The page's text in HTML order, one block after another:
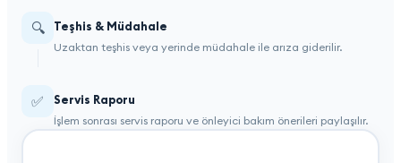
🔍 Teşhis & Müdahale
Uzaktan teşhis veya yerinde müdahale ile arıza giderilir.
✅ Servis Raporu
İşlem sonrası servis raporu ve önleyici bakım önerileri paylaşılır.